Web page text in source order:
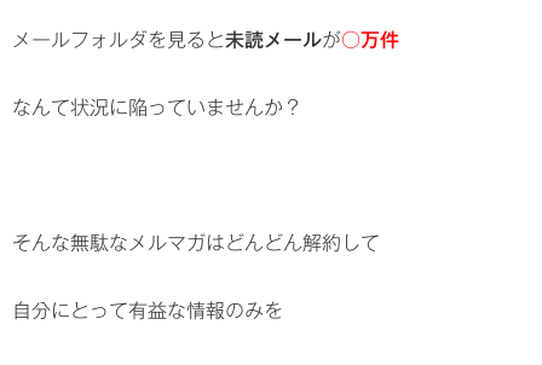
メールフォルダを見ると未読メールが○万件
なんて状況に陥っていませんか？
そんな無駄なメルマガはどんどん解約して
自分にとって有益な情報のみを